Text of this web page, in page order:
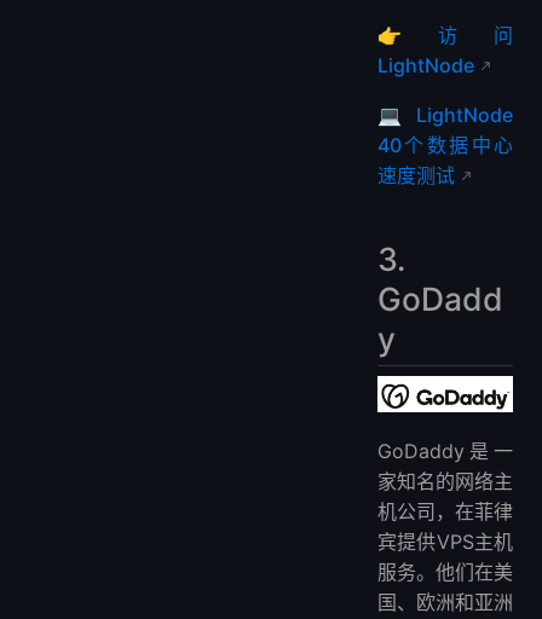
👉 访问
LightNode
💻 LightNode
40个数据中心
速度测试
3.
GoDadd
y
GoDaddy是一
家知名的网络主
机公司，在菲律
宾提供VPS主机
服务。他们在美
国、欧洲和亚洲